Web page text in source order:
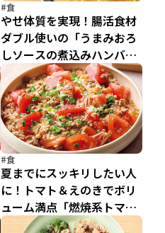
#食
やせ体質を実現！腸活食材
ダブル使いの「うまみおろ
しソースの煮込みハンバー
グ」【まるさんの腸活ダイ
エット】
#食
夏までにスッキリしたい人
に！トマト＆えのきでボリ
ューム満点「燃焼系トマト
麻婆」